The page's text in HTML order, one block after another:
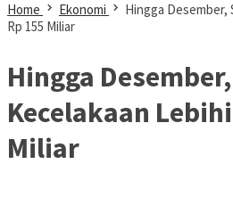
Home Ekonomi
Hingga Desember,
Rp 155 Miliar
Hingga
Kecelakaan
Miliar